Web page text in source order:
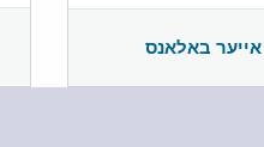
באלאנס